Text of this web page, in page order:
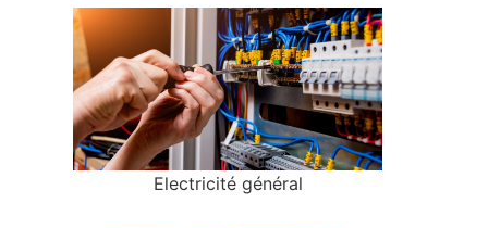
Electricité général